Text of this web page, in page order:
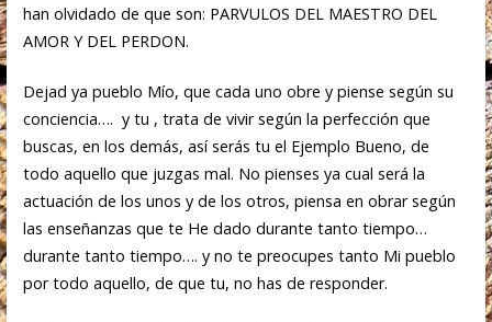
han olvidado de que son: PARVULOS DEL MAESTRO DEL
AMOR Y DEL PERDON.
Dejad ya pueblo Mío, que cada uno obre y piense según su
conciencia…. y tu , trata de vivir según la perfección que
buscas, en los demás, así serás tu el Ejemplo Bueno, de
todo aquello que juzgas mal. No pienses ya cual será la
actuación de los unos y de los otros, piensa en obrar según
las enseñanzas que te He dado durante tanto tiempo…
durante tanto tiempo…. y no te preocupes tanto Mi pueblo
por todo aquello, de que tu, no has de responder.